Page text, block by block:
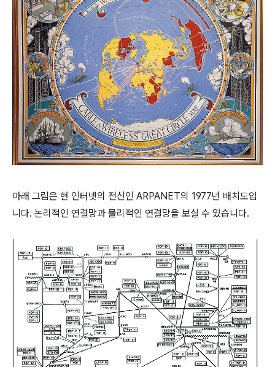
아래 그림은 현 인터넷의 전신인 ARPANET의 1977년 배치도입
니다. 논리적인 연결망과 물리적인 연결망을 보실 수 있습니다.